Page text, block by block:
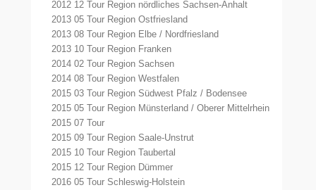
2012 12 Tour Region nördliches Sachsen-Anhalt
2013 05 Tour Region Ostfriesland
2013 08 Tour Region Elbe / Nordfriesland
2013 10 Tour Region Franken
2014 02 Tour Region Sachsen
2014 08 Tour Region Westfalen
2015 03 Tour Region Südwest Pfalz / Bodensee
2015 05 Tour Region Münsterland / Oberer Mittelrhein
2015 07 Tour
2015 09 Tour Region Saale-Unstrut
2015 10 Tour Region Taubertal
2015 12 Tour Region Dümmer
2016 05 Tour Schleswig-Holstein